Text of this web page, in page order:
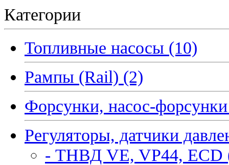
Категории
Топливные насосы (10)
Рампы (Rail) (2)
Форсунки, насос-
Регуляторы, датчики
- ТНВД VE, VP44, ECD